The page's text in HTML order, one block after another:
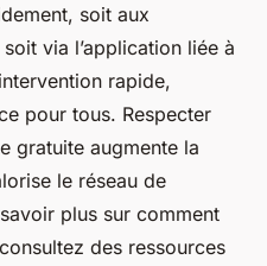
soit aux
via l’application liée à
rapide,
pour tous. Respecter
gratuite augmente la
le réseau de
plus sur comment
des ressources